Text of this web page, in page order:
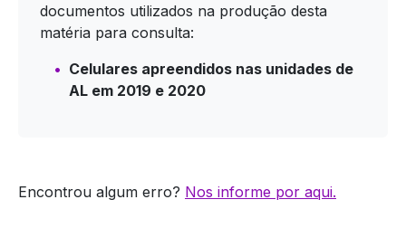
documentos utilizados na produção desta
matéria para consulta:
Celulares apreendidos nas unidades de
AL em 2019 e 2020
Encontrou algum erro? Nos informe por aqui.